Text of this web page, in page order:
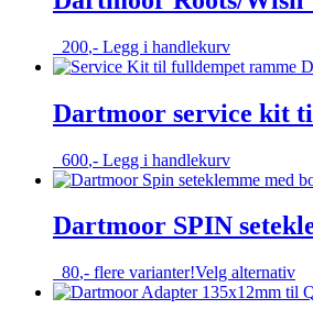
200,- Legg i handlekurv
Dartmoor service kit
600,- Legg i handlekurv
Dartmoor SPIN
80,- flere varianter!Velg alternativ